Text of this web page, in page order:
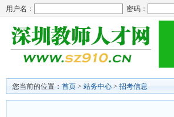
用户名： 密码：
您当前的位置： 首页 > 站务中心 > 招考信息